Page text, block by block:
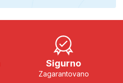
Sigurno
Zagarantovano